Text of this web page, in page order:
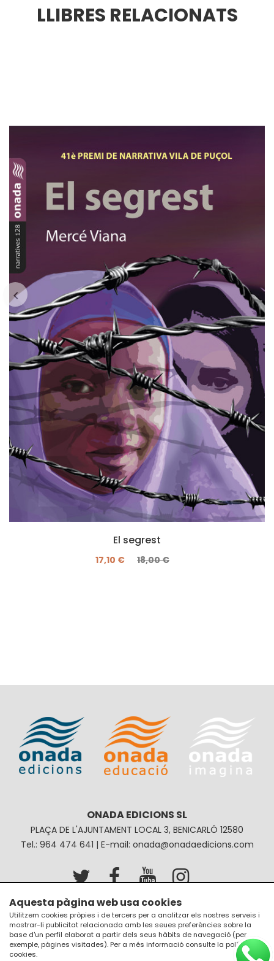
LLIBRES RELACIONATS
El segrest
17,10 € 18,00 €
ONADA EDICIONS SL
PLAÇA DE L'AJUNTAMENT LOCAL 3, BENICARLÓ 12580
Tel.: 964 474 641 | E-mail: onada@onadaedicions.com
Avís legal
Política de privacitat
Política de galetes
Condicions de compra
Aquesta pàgina web usa cookies
Utilitzem cookies pròpies i de tercers per a analitzar els nostres serveis i
mostrar-li publicitat relacionada amb les seues preferències sobre la
base d'un perfil elaborat a partir dels seus hàbits de navegació (per
exemple, pàgines visitades). Per a més informació consulte la política de
cookies.